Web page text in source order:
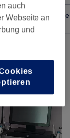
auch
Webseite an
und